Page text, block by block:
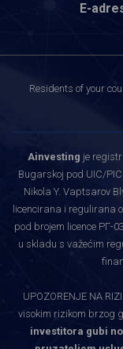
E-
Residents of your
Ainvesting je
Bugarskoj pod UIC/
Nikola Y. Vaptsarov
licencirana i regulirana
pod brojem licence РГ-
u skladu s važećim
UPOZORENJE NA
visokim rizikom brzog
investitora gubi